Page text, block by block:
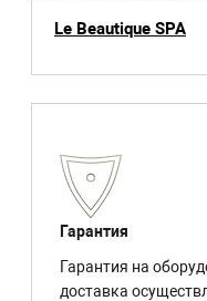
Le Beautique SPA
Гарантия
Гарантия на
доставка